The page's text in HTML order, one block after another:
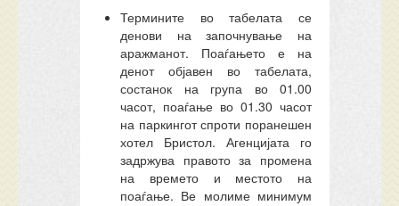
Термините во табелата се
денови на започнување на
аражманот. Поаѓањето е на
денот објавен во табелата,
состанок на група во 01.00
часот, поаѓање во 01.30 часот
на паркингот спроти поранешен
хотел Бристол. Агенцијата го
задржува правото за промена
на времето и местото на
поаѓање. Ве молиме минимум